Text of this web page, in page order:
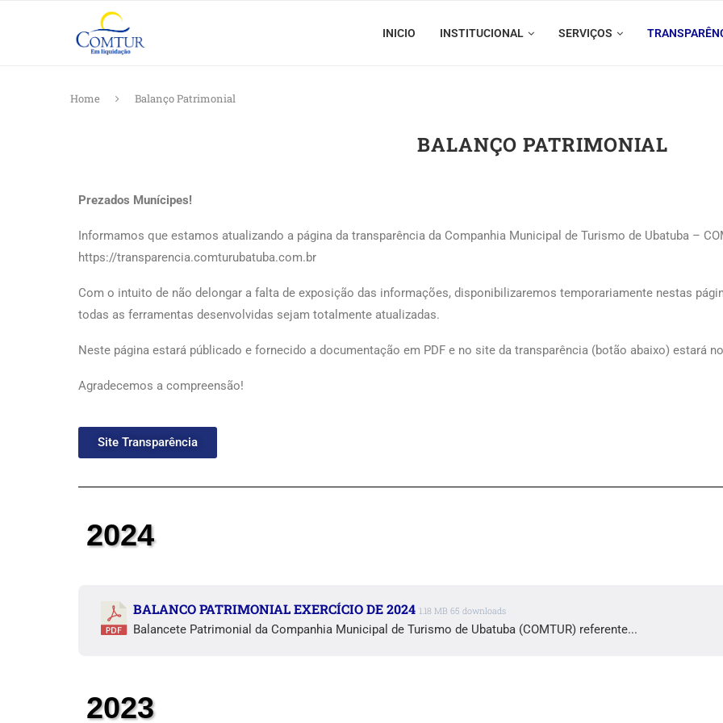
INICIO INSTITUCIONAL SERVIÇOS
Home Balanço Patrimonial
BALANÇO PATRIMONIAL
Prezados Munícipes!
Informamos que estamos atualizando a página da transparência da Companhia Municipal de Turismo de Ubatuba –
https://transparencia.comturubatuba.com.br
Com o intuito de não delongar a falta de exposição das informações, disponibilizaremos temporariamente nestas
todas as ferramentas desenvolvidas sejam totalmente atualizadas.
Neste página estará públicado e fornecido a documentação em PDF e no site da transparência (botão abaixo) estará
Agradecemos a compreensão!
Site Transparência
2024
BALANCO PATRIMONIAL EXERCÍCIO DE 2024 1.18 MB 65 downloads
Balancete Patrimonial da Companhia Municipal de Turismo de Ubatuba (COMTUR) referente...
2023